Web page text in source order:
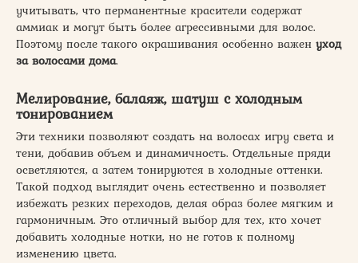
учитывать, что перманентные красители содержат
аммиак и могут быть более агрессивными для волос.
Поэтому после такого окрашивания особенно важен уход
за волосами дома.
Мелирование, балаяж, шатуш с холодным
тонированием
Эти техники позволяют создать на волосах игру света и
тени, добавив объем и динамичность. Отдельные пряди
осветляются, а затем тонируются в холодные оттенки.
Такой подход выглядит очень естественно и позволяет
избежать резких переходов, делая образ более мягким и
гармоничным. Это отличный выбор для тех, кто хочет
добавить холодные нотки, но не готов к полному
изменению цвета.